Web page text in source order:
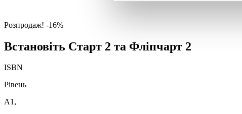
Розпродаж! -16%
Встановіть Старт 2 та Фліпчарт 2
ISBN
Рівень
A1,